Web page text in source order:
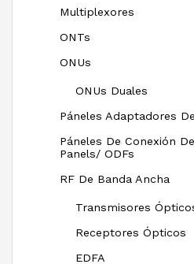
Multiplexores
ONTs
ONUs
ONUs Duales
Páneles Adaptadores
Páneles De Conexión
Panels/ ODFs
RF De Banda Ancha
Transmisores
Receptores Ópticos
EDFA